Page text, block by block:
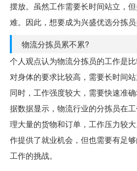
摆放。虽然工作需要长时间站立，
难。因此，想要成为兴盛优选分拣员
物流分拣员累不累?
个人观点认为物流分拣员的工作是
对身体的要求比较高，需要长时间站
同时，工作强度较大，需要快速准
据数据显示，物流行业的分拣员在
理大量的货物和订单，工作压力较
作提供了就业机会，但也需要有足
工作的挑战。